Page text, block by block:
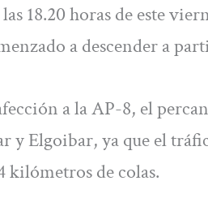
18.20 horas de este
a descender a
a la AP-8, el
y Elgoibar, ya que el
kilómetros de colas.